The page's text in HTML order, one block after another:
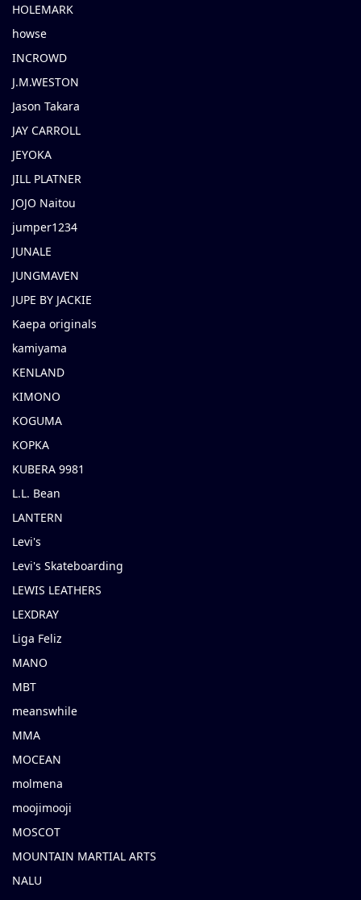
HOLEMARK
howse
INCROWD
J.M.WESTON
Jason Takara
JAY CARROLL
JEYOKA
JILL PLATNER
JOJO Naitou
jumper1234
JUNALE
JUNGMAVEN
JUPE BY JACKIE
Kaepa originals
kamiyama
KENLAND
KIMONO
KOGUMA
KOPKA
KUBERA 9981
L.L. Bean
LANTERN
Levi's
Levi's Skateboarding
LEWIS LEATHERS
LEXDRAY
Liga Feliz
MANO
MBT
meanswhile
MMA
MOCEAN
molmena
moojimooji
MOSCOT
MOUNTAIN MARTIAL ARTS
NALU